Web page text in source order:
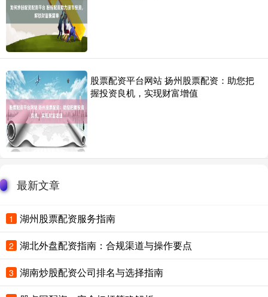
股票配资平台网站 扬州股票配资：助您把
握投资良机，实现财富增值
最新文章
1 湖州股票配资服务指南
2 湖北外盘配资指南：合规渠道与操作要点
3 湖南炒股配资公司排名与选择指南